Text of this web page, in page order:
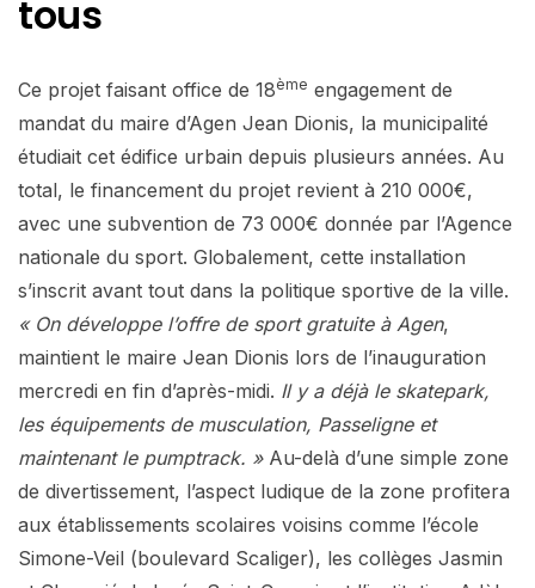
tous
Ce projet faisant office de 18ème engagement de
mandat du maire d’Agen Jean Dionis, la municipalité
étudiait cet édifice urbain depuis plusieurs années. Au
total, le financement du projet revient à 210 000€,
avec une subvention de 73 000€ donnée par l’Agence
nationale du sport. Globalement, cette installation
s’inscrit avant tout dans la politique sportive de la ville.
« On développe l’offre de sport gratuite à Agen,
maintient le maire Jean Dionis lors de l’inauguration
mercredi en fin d’après-midi. Il y a déjà le skatepark,
les équipements de musculation, Passeligne et
maintenant le pumptrack. »Au-delà d’une simple zone
de divertissement, l’aspect ludique de la zone profitera
aux établissements scolaires voisins comme l’école
Simone-Veil (boulevard Scaliger), les collèges Jasmin